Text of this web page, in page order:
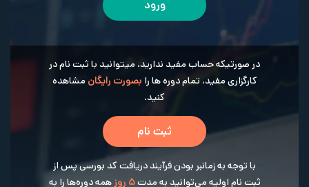
ورود
در صورتیکه حساب مفید ندارید، میتوانید با ثبت نام در
کارگزاری مفید، تمام دوره ها را بصورت رایگان مشاهده
کنید.
ثبت نام
با توجه به زمانبر بودن فرآیند دریافت کد بورسی پس از
ثبت نام اولیه می‌توانید به مدت5 روز
همه دوره‌ها را به